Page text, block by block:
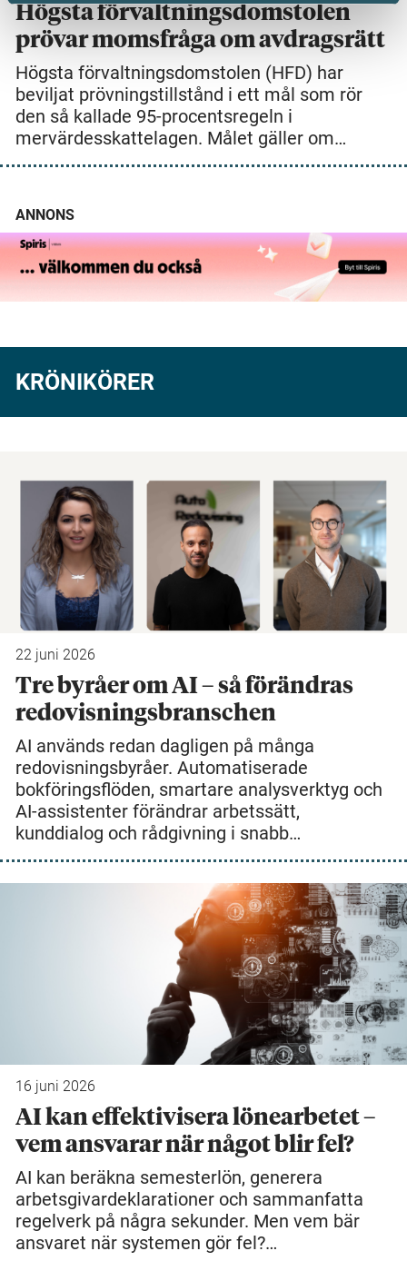
Högsta förvaltningsdomstolen
prövar momsfråga om avdragsrätt
Högsta förvaltningsdomstolen (HFD) har
beviljat prövningstillstånd i ett mål som rör
den så kallade 95-procentsregeln i
mervärdesskattelagen. Målet gäller om…
ANNONS
KRÖNIKÖRER
22 juni 2026
Tre byråer om AI – så förändras
redovisningsbranschen
AI används redan dagligen på många
redovisningsbyråer. Automatiserade
bokföringsflöden, smartare analysverktyg och
AI-assistenter förändrar arbetssätt,
kunddialog och rådgivning i snabb…
16 juni 2026
AI kan effektivisera lönearbetet –
vem ansvarar när något blir fel?
AI kan beräkna semesterlön, generera
arbetsgivardeklarationer och sammanfatta
regelverk på några sekunder. Men vem bär
ansvaret när systemen gör fel?…